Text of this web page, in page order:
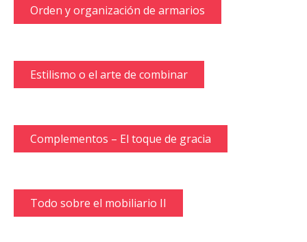
Orden y organización de armarios
Estilismo o el arte de combinar
Complementos – El toque de gracia
Todo sobre el mobiliario II